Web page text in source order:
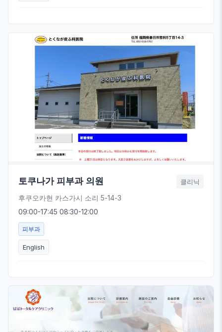
토쿠나가 피부과 의원 클리닉
후쿠오카현 카스가시 소리 5-14-3
09:00-17:45 08:30-12:00
피부과
English